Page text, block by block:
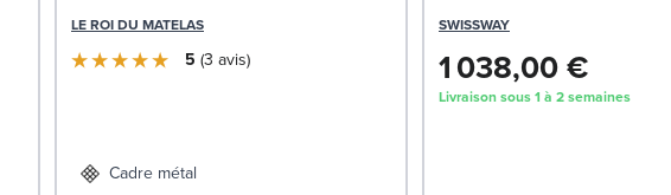
LE ROI DU MATELAS
5 3 avis
Cadre métal
SWISSWAY
1 038,00 €
Livraison sous 1 à 2 semaines